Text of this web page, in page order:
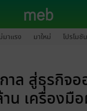
มาแรง มาใหม่ โปรโมชัน
าล สู่ธุรกิจ
น เครื่องมื